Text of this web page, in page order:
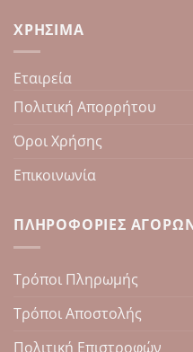
ΧΡΉΣΙΜΑ
Εταιρεία
Πολιτική Απορρήτου
Όροι Χρήσης
Επικοινωνία
ΠΛΗΡΟΦΟΡΊΕΣ
Τρόποι Πληρωμής
Τρόποι Αποστολής
Πολιτική Επιστροφών